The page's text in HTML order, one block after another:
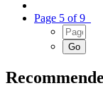
Page 5 of 9